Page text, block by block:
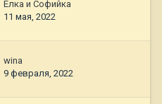
Ёлка и Софийка
11 мая, 2022
wina
9 февраля, 2022